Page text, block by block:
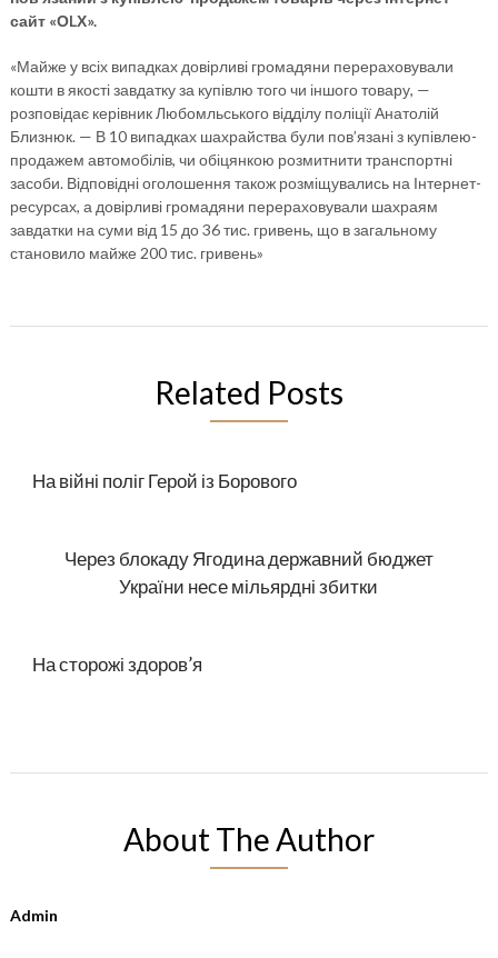
сайт «ОLХ».
«Майже у всіх випадках довірливі громадяни перераховували
кошти в якості завдатку за купівлю того чи іншого товару, —
розповідає керівник Любомльського відділу поліції Анатолій
Близнюк. — В 10 випадках шахрайства були пов’язані з купівлею-
продажем автомобілів, чи обіцянкою розмитнити транспортні
засоби. Відповідні оголошення також розміщувались на Інтернет-
ресурсах, а довірливі громадяни перераховували шахраям
завдатки на суми від 15 до 36 тис. гривень, що в загальному
становило майже 200 тис. гривень»
Related Posts
На війні поліг Герой із Борового
Через блокаду Ягодина державний бюджет
України несе мільярдні збитки
На сторожі здоров’я
About The Author
Admin